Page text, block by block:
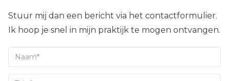
Stuur mij dan een bericht via het contactformulier.
Ik hoop je snel in mijn praktijk te mogen ontvangen.